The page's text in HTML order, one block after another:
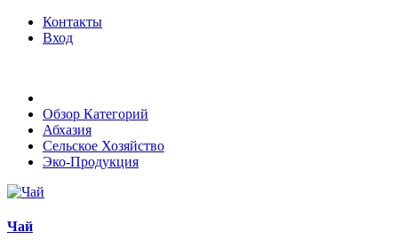
Контакты
Вход
Обзор Категорий
Абхазия
Сельское Хозяйство
Эко-Продукция
Чай